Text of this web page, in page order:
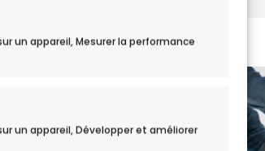
un appareil, Mesurer la performance
un appareil, Développer et améliorer